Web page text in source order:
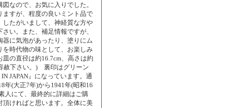
なので、お気に入りでした。
すが、程度の良いミント品で
たがいまして、神経質な方や
い。また、補足情報ですが、
に気泡があったり、塗りにム
時代物の味として、お楽しみ
の直径は約16.7cm、高さは約
赦下さい。) 裏印はグリーン
JAPAN』になっています。通
年(大正7年)から1941年(昭和16
人にて、最終的に詳細はご購
頂ければと思います。全体に美